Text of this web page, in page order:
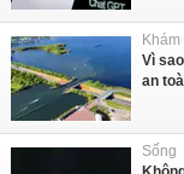
Vì
an
Sống